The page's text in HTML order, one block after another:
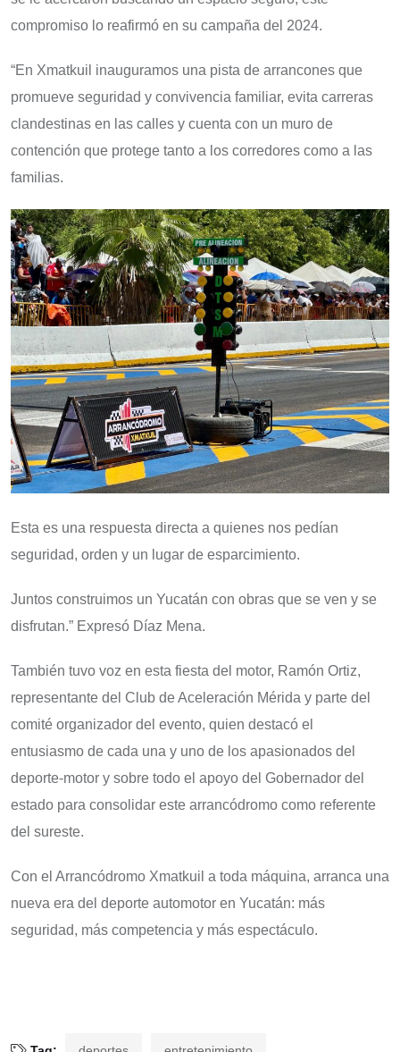
compromiso lo reafirmó en su campaña del 2024.
“En Xmatkuil inauguramos una pista de arrancones que
promueve seguridad y convivencia familiar, evita carreras
clandestinas en las calles y cuenta con un muro de
contención que protege tanto a los corredores como a las
familias.
Esta es una respuesta directa a quienes nos pedían
seguridad, orden y un lugar de esparcimiento.
Juntos construimos un Yucatán con obras que se ven y se
disfrutan.” Expresó Díaz Mena.
También tuvo voz en esta fiesta del motor, Ramón Ortiz,
representante del Club de Aceleración Mérida y parte del
comité organizador del evento, quien destacó el
entusiasmo de cada una y uno de los apasionados del
deporte-motor y sobre todo el apoyo del Gobernador del
estado para consolidar este arrancódromo como referente
del sureste.
Con el Arrancódromo Xmatkuil a toda máquina, arranca una
nueva era del deporte automotor en Yucatán: más
seguridad, más competencia y más espectáculo.